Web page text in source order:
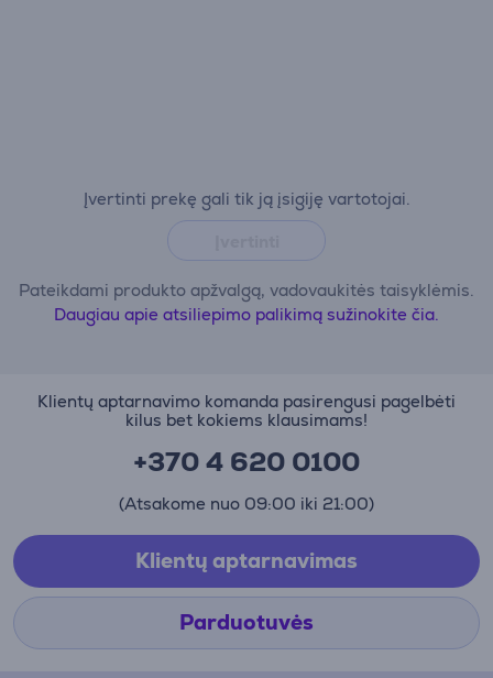
Įvertinti prekę gali tik ją įsigiję vartotojai.
Pateikdami produkto apžvalgą, vadovaukitės taisyklėmis.
Daugiau apie atsiliepimo palikimą sužinokite čia.
Klientų aptarnavimo komanda pasirengusi pagelbėti
kilus bet kokiems klausimams!
+370 4 620 0100
(Atsakome nuo 09:00 iki 21:00)
Klientų aptarnavimas
Parduotuvės